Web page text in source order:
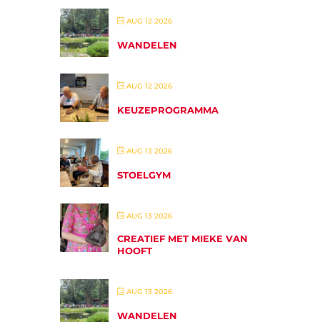
AUG 12 2026
WANDELEN
AUG 12 2026
KEUZEPROGRAMMA
AUG 13 2026
STOELGYM
AUG 13 2026
CREATIEF MET MIEKE VAN
HOOFT
AUG 13 2026
WANDELEN